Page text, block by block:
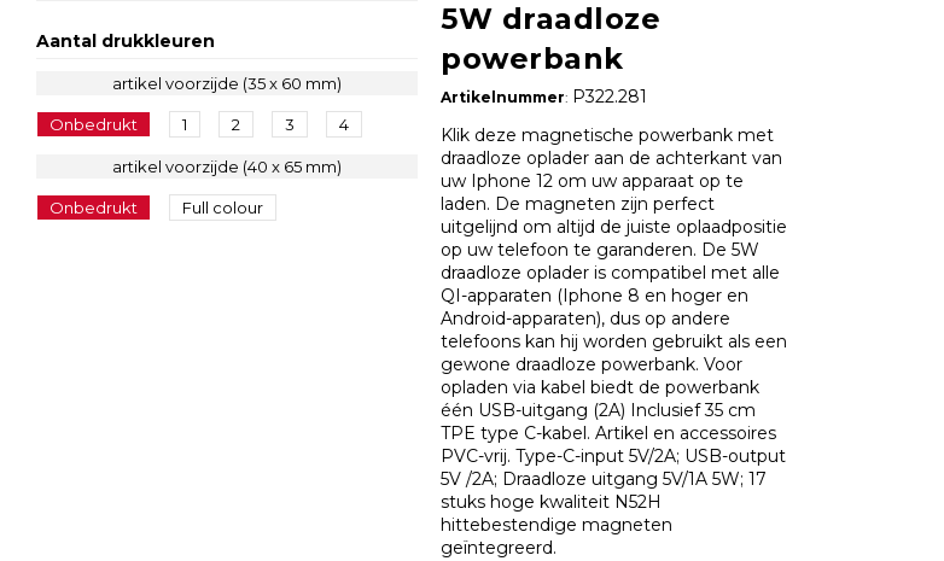
Aantal drukkleuren
artikel voorzijde (35 x 60 mm)
Onbedrukt 1 2 3 4
artikel voorzijde (40 x 65 mm)
Onbedrukt Full colour
5W draadloze
powerbank
Artikelnummer: P322.281
Klik deze magnetische powerbank met
draadloze oplader aan de achterkant van
uw Iphone 12 om uw apparaat op te
laden. De magneten zijn perfect
uitgelijnd om altijd de juiste oplaadpositie
op uw telefoon te garanderen. De 5W
draadloze oplader is compatibel met alle
QI-apparaten (Iphone 8 en hoger en
Android-apparaten), dus op andere
telefoons kan hij worden gebruikt als een
gewone draadloze powerbank. Voor
opladen via kabel biedt de powerbank
één USB-uitgang (2A) Inclusief 35 cm
TPE type C-kabel. Artikel en accessoires
PVC-vrij. Type-C-input 5V/2A; USB-output
5V /2A; Draadloze uitgang 5V/1A 5W; 17
stuks hoge kwaliteit N52H
hittebestendige magneten
geïntegreerd.